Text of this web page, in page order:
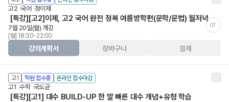
고2 국어 정이제
[특강][고2]이제, 고2 국어 완전 정복 여름방학편(문학/문법) 월저녁
OT
7월 20일(월) 개강
[월] 18:30-22:00
강의계획서 장바구니 결제
고1 학원 접수중 온라인 접수마감
고1 수학 국도균
[특강][고1] 대수 BUILD-UP 한 발 빠른 대수 개념+유형 학습